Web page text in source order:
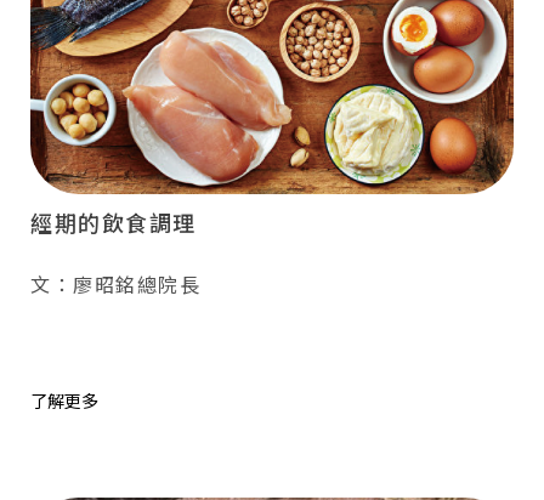
經期的飲食調理
文：廖昭銘總院長
了解更多